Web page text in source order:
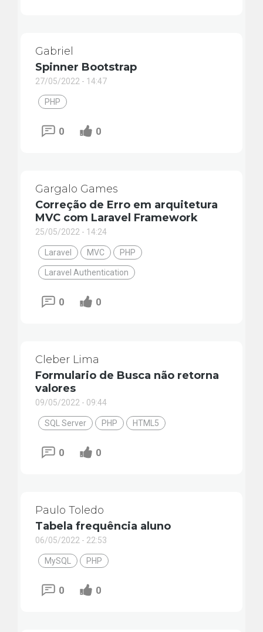
Gabriel
Spinner Bootstrap
27/05/2022 - 14:47
PHP
0 0
Gargalo Games
Correção de Erro em arquitetura
MVC com Laravel Framework
25/05/2022 - 14:24
Laravel MVC PHP
Laravel Authentication
0 0
Cleber Lima
Formulario de Busca não retorna
valores
09/05/2022 - 09:44
SQL Server PHP HTML5
0 0
Paulo Toledo
Tabela frequência aluno
06/05/2022 - 22:53
MySQL PHP
0 0